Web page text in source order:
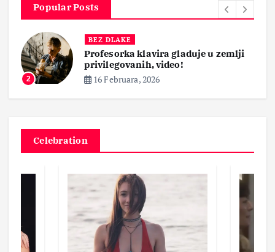
Popular Posts
2
BEZ DLAKE
Profesorka klavira gladuje u zemlji
privilegovanih, video!
16 Februara, 2026
Celebration